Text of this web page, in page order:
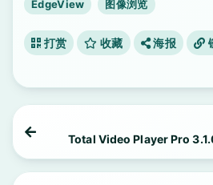
EdgeView 图像浏览
打赏 收藏 海报
Total Video Player Pro